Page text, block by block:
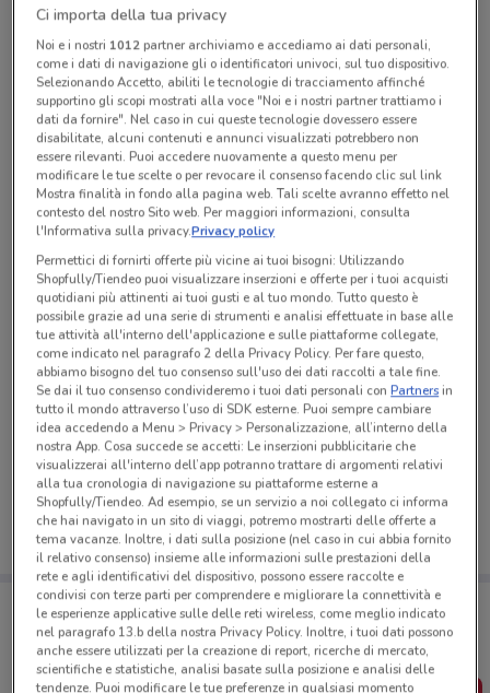
Lunedì n.d.
Martedì n.d.
Mercoledì n.d.
Giovedì n.d.
Venerdì n.d.
Sabato n.d.
Domenica n.d.
Tutte le promozioni di questo negozio
Ci dispiace, al momento non abbiamo pubblicato
volantini nella tua zona. Riprova più tardi.
Porta DoveConviene sempre con te!
Puoi trovare le migliori offerte dei negozi vicino a te,
salvarle e creare la tua lista del risparmio, comodamente
dal tuo cellulare.
Ci importa della tua privacy
Noi e i nostri 1012partner archiviamo e accediamo ai dati personali,
come i dati di navigazione gli o identificatori univoci, sul tuo dispositivo.
Selezionando Accetto, abiliti le tecnologie di tracciamento affinché
supportino gli scopi mostrati alla voce "Noi e i nostri partner trattiamo i
dati da fornire". Nel caso in cui queste tecnologie dovessero essere
disabilitate, alcuni contenuti e annunci visualizzati potrebbero non
essere rilevanti. Puoi accedere nuovamente a questo menu per
modificare le tue scelte o per revocare il consenso facendo clic sul link
Mostra finalità in fondo alla pagina web. Tali scelte avranno effetto nel
contesto del nostro Sito web. Per maggiori informazioni, consulta
l'Informativa sulla privacy.Privacy policy
Permettici di fornirti offerte più vicine ai tuoi bisogni: Utilizzando
Shopfully/Tiendeo puoi visualizzare inserzioni e offerte per i tuoi acquisti
quotidiani più attinenti ai tuoi gusti e al tuo mondo. Tutto questo è
possibile grazie ad una serie di strumenti e analisi effettuate in base alle
tue attività all'interno dell'applicazione e sulle piattaforme collegate,
come indicato nel paragrafo 2 della Privacy Policy. Per fare questo,
abbiamo bisogno del tuo consenso sull'uso dei dati raccolti a tale fine.
Se dai il tuo consenso condivideremo i tuoi dati personali conPartnersin
tutto il mondo attraverso l’uso di SDK esterne. Puoi sempre cambiare
idea accedendo a Menu > Privacy > Personalizzazione, all’interno della
nostra App. Cosa succede se accetti: Le inserzioni pubblicitarie che
visualizzerai all'interno dell’app potranno trattare di argomenti relativi
alla tua cronologia di navigazione su piattaforme esterne a
Shopfully/Tiendeo. Ad esempio, se un servizio a noi collegato ci informa
che hai navigato in un sito di viaggi, potremo mostrarti delle offerte a
tema vacanze. Inoltre, i dati sulla posizione (nel caso in cui abbia fornito
il relativo consenso) insieme alle informazioni sulle prestazioni della
rete e agli identificativi del dispositivo, possono essere raccolte e
condivisi con terze parti per comprendere e migliorare la connettività e
le esperienze applicative sulle delle reti wireless, come meglio indicato
nel paragrafo 13.b della nostra Privacy Policy. Inoltre, i tuoi dati possono
anche essere utilizzati per la creazione di report, ricerche di mercato,
scientifiche e statistiche, analisi basate sulla posizione e analisi delle
tendenze. Puoi modificare le tue preferenze in qualsiasi momento